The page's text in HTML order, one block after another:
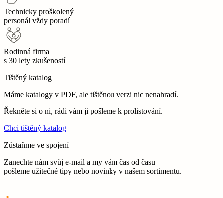
Technicky proškolený
personál vždy poradí
Rodinná firma
s 30 lety zkušeností
Tištěný katalog
Máme katalogy v PDF, ale tištěnou verzi nic nenahradí.
Řekněte si o ni, rádi vám ji pošleme k prolistování.
Chci tištěný katalog
Zůstaňme ve spojení
Zanechte nám svůj e-mail a my vám čas od času
pošleme užitečné tipy nebo novinky v našem sortimentu.